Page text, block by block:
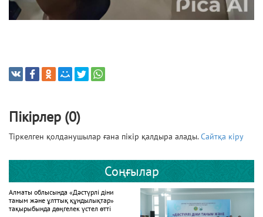
Пікірлер (0)
Тіркелген қолданушылар ғана пікір қалдыра алады.Сайтқа кіру
Соңғылар
Алматы облысында «Дәстүрлі діни
таным және ұлттық құндылықтар»
тақырыбында дөңгелек үстел өтті